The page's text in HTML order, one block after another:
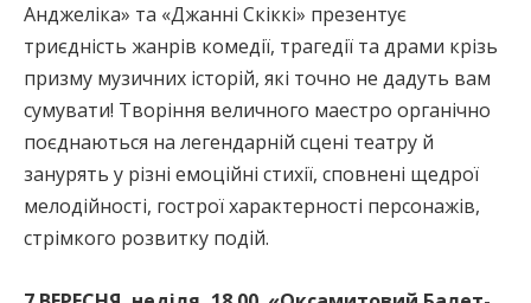
Анджеліка» та «Джанні Скіккі» презентує
триєдність жанрів комедії, трагедії та драми крізь
призму музичних історій, які точно не дадуть вам
сумувати! Творіння величного маестро органічно
поєднаються на легендарній сцені театру й
занурять у різні емоційні стихії, сповнені щедрої
мелодійності, гострої характерності персонажів,
стрімкого розвитку подій.